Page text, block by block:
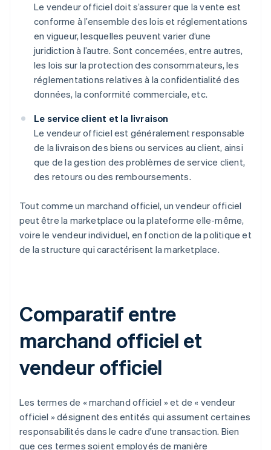
Le vendeur officiel doit s’assurer que la vente est
conforme à l’ensemble des lois et réglementations
en vigueur, lesquelles peuvent varier d’une
juridiction à l’autre. Sont concernées, entre autres,
les lois sur la protection des consommateurs, les
réglementations relatives à la confidentialité des
données, la conformité commerciale, etc.
Le service client et la livraison
Le vendeur officiel est généralement responsable
de la livraison des biens ou services au client, ainsi
que de la gestion des problèmes de service client,
des retours ou des remboursements.
Tout comme un marchand officiel, un vendeur officiel
peut être la marketplace ou la plateforme elle-même,
voire le vendeur individuel, en fonction de la politique et
de la structure qui caractérisent la marketplace.
Comparatif entre
marchand officiel et
vendeur officiel
Les termes de « marchand officiel » et de « vendeur
officiel » désignent des entités qui assument certaines
responsabilités dans le cadre d'une transaction. Bien
que ces termes soient employés de manière